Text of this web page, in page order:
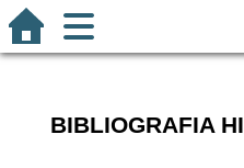
BIBLIOGRAFIA